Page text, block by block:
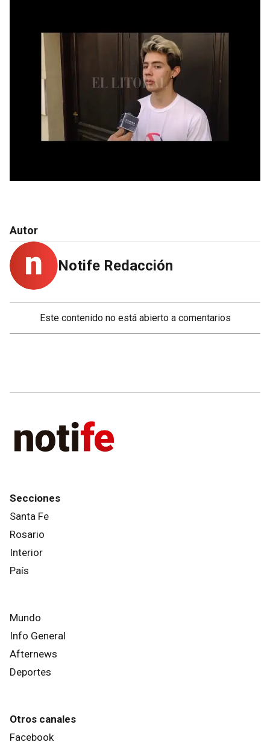
Autor
Notife Redacción
Este contenido no está abierto a comentarios
Secciones
Santa Fe
Rosario
Interior
País
Mundo
Info General
Afternews
Deportes
Otros canales
Facebook